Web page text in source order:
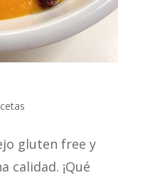
gluten free y
calidad. ¡Qué